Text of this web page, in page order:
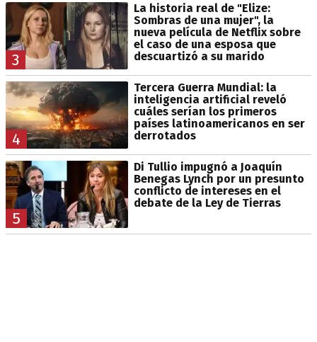
3
La historia real de "Elize:
Sombras de una mujer", la
nueva película de Netflix sobre
el caso de una esposa que
descuartizó a su marido
4
Tercera Guerra Mundial: la
inteligencia artificial reveló
cuáles serían los primeros
países latinoamericanos en ser
derrotados
5
Di Tullio impugnó a Joaquín
Benegas Lynch por un presunto
conflicto de intereses en el
debate de la Ley de Tierras